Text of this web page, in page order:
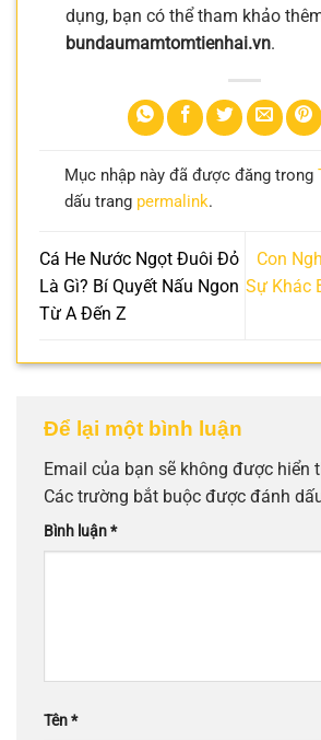
dụng, bạn có thể tham khảo
bundaumamtomtienhai.vn.
Mục nhập này đã được đăng trong
dấu trang permalink.
Cá He Nước Ngọt Đuôi Đỏ
Là Gì? Bí Quyết Nấu Ngon
Từ A Đến Z
Con
Sự Khác
Để lại một bình luận
Email của bạn sẽ không được hiển
Các trường bắt buộc được đánh
Bình luận*
Tên*